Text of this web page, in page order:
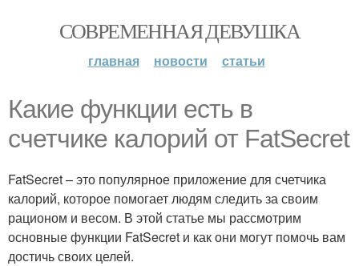
СОВРЕМЕННАЯ ДЕВУШКА
главная новости статьи
Какие функции есть в
счетчике калорий от FatSecret
FatSecret – это популярное приложение для счетчика
калорий, которое помогает людям следить за своим
рационом и весом. В этой статье мы рассмотрим
основные функции FatSecret и как они могут помочь вам
достичь своих целей.